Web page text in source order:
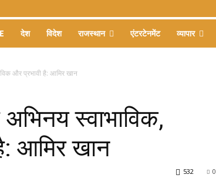
देश विदेश राजस्थान एंटरटेनमेंट व्यापार
और प्रभावी है: आमिर खान
स्वाभाविक,
आमिर खान
0
532